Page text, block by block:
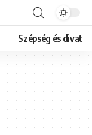
Szépség és divat